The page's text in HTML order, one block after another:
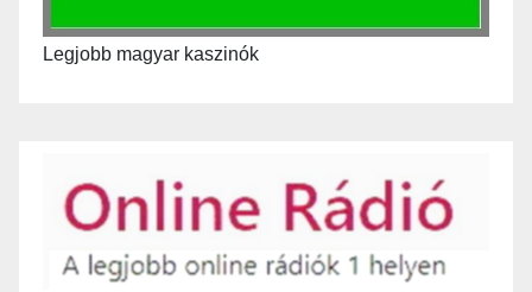
Legjobb magyar kaszinók